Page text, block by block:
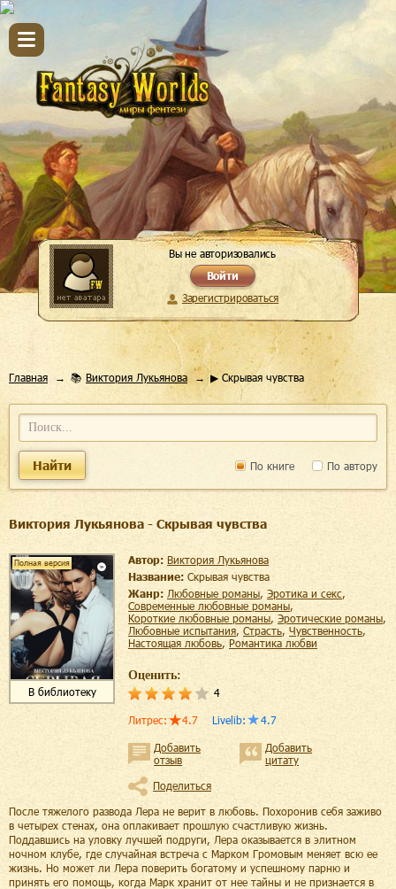
Вы не авторизовались
Войти
Зарегистрироваться
Главная 📚 Виктория Лукьянова ▶ Скрывая чувства
По книге По автору
Найти
Виктория Лукьянова - Скрывая чувства
Полная версия
В библиотеку
Автор: Виктория Лукьянова
Название: Скрывая чувства
Жанр:
любовные романы, эротика и секс,
современные любовные романы,
короткие любовные романы, эротические романы,
любовные испытания, страсть, чувственность,
настоящая любовь, романтика любви
Оценить:
4
Литрес: 4.7 Livelib: 4.7
Добавить
отзыв
Добавить
цитату
Поделиться
После тяжелого развода Лера не верит в любовь. Похоронив себя заживо
в четырех стенах, она оплакивает прошлую счастливую жизнь.
Поддавшись на уловку лучшей подруги, Лера оказывается в элитном
ночном клубе, где случайная встреча с Марком Громовым меняет всю ее
жизнь. Но может ли Лера поверить богатому и успешному парню и
принять его помощь, когда Марк хранит от нее тайны и не признается в